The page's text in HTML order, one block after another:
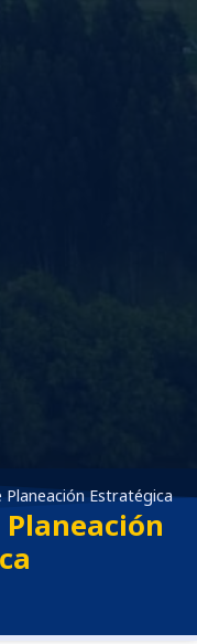
Estratégica